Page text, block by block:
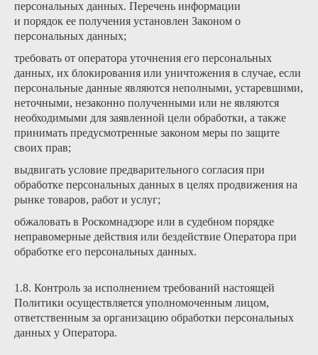
персональных данных. Перечень информации
и порядок ее получения установлен Законом о
персональных данных;
требовать от оператора уточнения его персональных
данных, их блокирования или уничтожения в случае, если
персональные данные являются неполными, устаревшими,
неточными, незаконно полученными или не являются
необходимыми для заявленной цели обработки, а также
принимать предусмотренные законом меры по защите
своих прав;
выдвигать условие предварительного согласия при
обработке персональных данных в целях продвижения на
рынке товаров, работ и услуг;
обжаловать в Роскомнадзоре или в судебном порядке
неправомерные действия или бездействие Оператора при
обработке его персональных данных.
1.8. Контроль за исполнением требований настоящей
Политики осуществляется уполномоченным лицом,
ответственным за организацию обработки персональных
данных у Оператора.